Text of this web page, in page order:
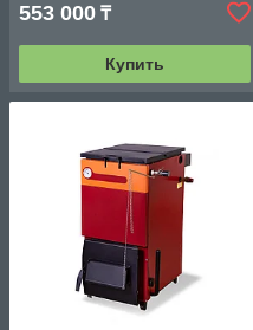
553 000 ₸
Купить